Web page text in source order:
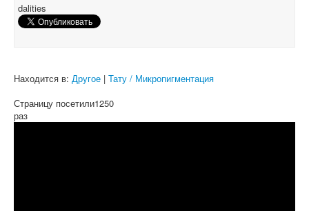
dalities
Находится в: Другое | Тату / Микропигментация
Страницу посетили1250
раз